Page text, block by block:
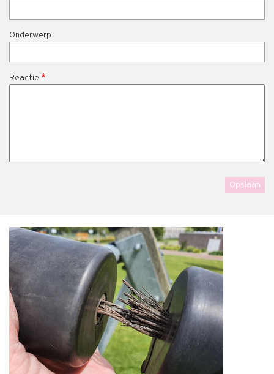
Onderwerp
Reactie